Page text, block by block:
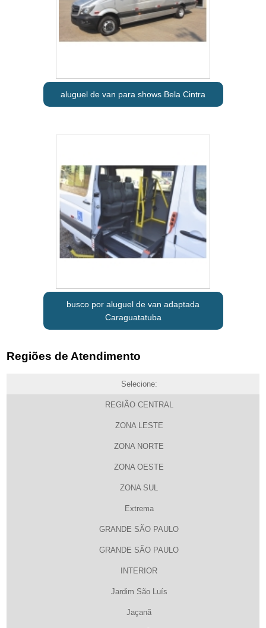
aluguel de van para shows Bela Cintra
busco por aluguel de van adaptada
Caraguatatuba
Regiões de Atendimento
Selecione:
REGIÃO CENTRAL
ZONA LESTE
ZONA NORTE
ZONA OESTE
ZONA SUL
Extrema
GRANDE SÃO PAULO
GRANDE SÃO PAULO
INTERIOR
Jardim São Luís
Jaçanã